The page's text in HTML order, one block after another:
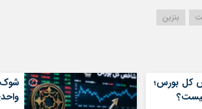
بنزین
کل بورس؛